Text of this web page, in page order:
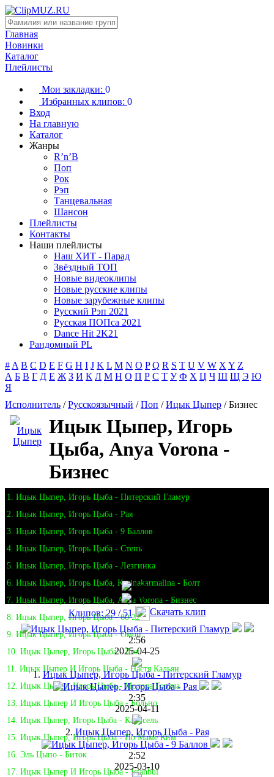
Главная
Новинки
Каталог
Плейлисты
Мои закладки: 0
Избранных клипов: 0
Вход
На главную
Каталог
Жанры
R’n’B
Поп
Рок
Рэп
Танцевальная
Шансон
Плейлисты
Контакты
Наши плейлисты
Наш ХИТ - Парад
Звёздный ТОП
Новые видеоклипы
Новые русские клипы
Новые зарубежные клипы
Русский Рэп 2021
Русская ПОПса 2021
Dance Hit 2K21
Рандомный PL
# A B C D E F G H I J K L M N O P Q R S T U V W X Y Z
А Б В Г Д Е Ж З И К Л М Н О П Р С Т У Ф Х Ц Ч Ш Щ Э Ю
Я
Исполнитель /Русскоязычный /Поп /Ицык Цыпер / Бизнес
Ицык Цыпер, Игорь
Цыба, Anya Vorona -
Бизнес
1. Ицык Цыпер, Игорь Цыба - Питерский Гламур
2. Ицык Цыпер, Игорь Цыба - Рая
3. Ицык Цыпер, Игорь Цыба - 9 Баллов
4. Ицык Цыпер, Игорь Цыба - Степь
5. Ицык Цыпер, Игорь Цыба - Лезгинка
6. Ицык Цыпер, Игорь Цыба, Karinakarmalina - Болт
7. Ицык Цыпер, Игорь Цыба, Anya Vorona - Бизнес
8. Ицык Цыпер, Игорь Цыба - 60 22
9. Ицык Цыпер, Игорь Цыба - Омон
10. Ицык Цыпер, Игорь Цыба - Лоя
11. Ицык Цыпер И Игорь Цыба - Настя Кальян
12. Ицык Цыпер, Игорь Цыба - Молода Горяча
13. Ицык Цыпер И Игорь Цыба - Больно
14. Ицык Цыпер, Игорь Цыба - Карусель
15. Ицык Цыпер, Игорь Цыба - По Маме Ким
16. Эль Цыпо - Биток
17. Ицык Цыпер И Игорь Цыба - Istanbul
Клипов: 29 / 51 Скачать клип
2:56
2025-04-25
1. Ицык Цыпер, Игорь Цыба - Питерский Гламур
2:35
2025-04-11
2.Ицык Цыпер, Игорь Цыба - Рая
2:52
2025-03-10